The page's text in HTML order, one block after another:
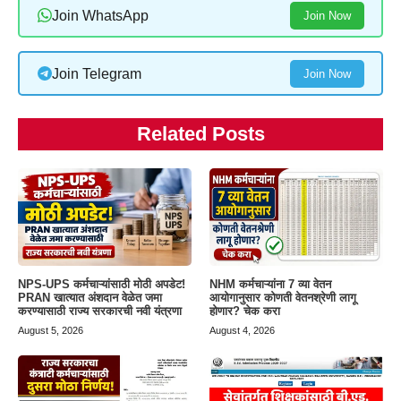
Join WhatsApp Join Now
Join Telegram Join Now
Related Posts
NPS-UPS कर्मचाऱ्यांसाठी मोठी अपडेट!
PRAN खात्यात अंशदान वेळेत जमा
करण्यासाठी राज्य सरकारची नवी यंत्रणा
August 5, 2026
NHM कर्मचाऱ्यांना 7 व्या वेतन
आयोगानुसार कोणती वेतनश्रेणी लागू
होणार? चेक करा
August 4, 2026